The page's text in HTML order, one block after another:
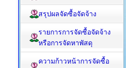
สรุปผลจัดซื้อจัดจ้าง
รายการการจัดซื้อจัดจ้าง
หรือการจัดหาพัสดุ
ความก้าวหน้าการจัดซื้อ